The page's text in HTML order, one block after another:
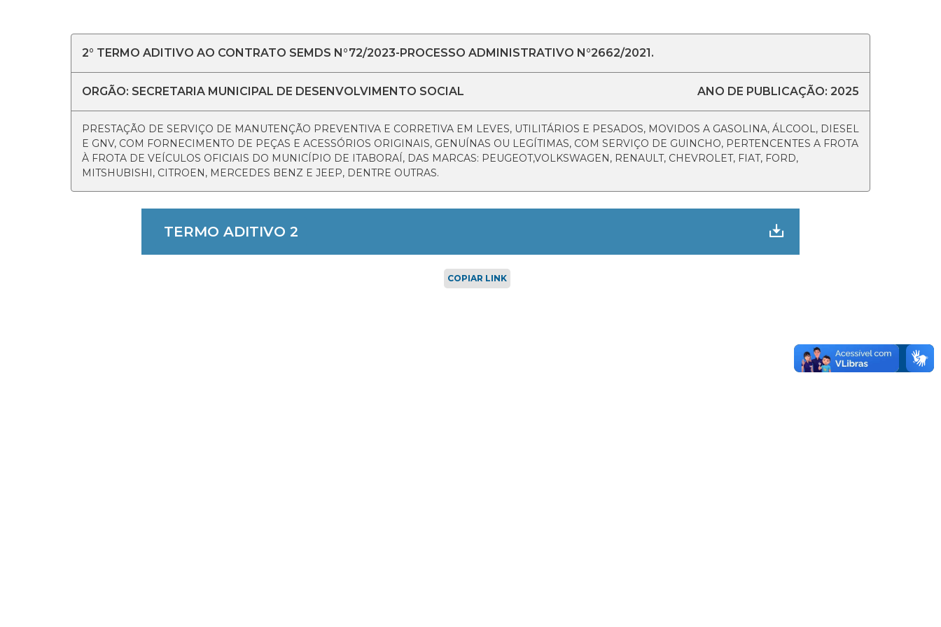
2° TERMO ADITIVO AO CONTRATO SEMDS N°72/2023-PROCESSO ADMINISTRATIVO N°2662/2021.
ORGÃO: SECRETARIA MUNICIPAL DE DESENVOLVIMENTO SOCIAL ANO DE PUBLICAÇÃO: 2025
PRESTAÇÃO DE SERVIÇO DE MANUTENÇÃO PREVENTIVA E CORRETIVA EM LEVES, UTILITÁRIOS E PESADOS, MOVIDOS A GASOLINA, ÁLCOOL, DIESEL
E GNV, COM FORNECIMENTO DE PEÇAS E ACESSÓRIOS ORIGINAIS, GENUÍNAS OU LEGÍTIMAS, COM SERVIÇO DE GUINCHO, PERTENCENTES A FROTA
À FROTA DE VEÍCULOS OFICIAIS DO MUNICÍPIO DE ITABORAÍ, DAS MARCAS: PEUGEOT,VOLKSWAGEN, RENAULT, CHEVROLET, FIAT, FORD,
MITSHUBISHI, CITROEN, MERCEDES BENZ E JEEP, DENTRE OUTRAS.
TERMO ADITIVO 2
COPIAR LINK